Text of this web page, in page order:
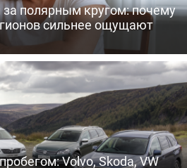
полярным кругом: почему
сильнее ощущают
Volvo, Skoda, VW